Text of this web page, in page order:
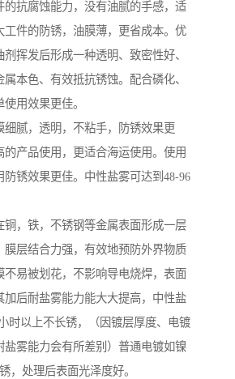
的抗腐蚀能力，没有油腻的手感，适
工件的防锈，油膜薄，更省成本。优
剂挥发后形成一种透明、致密性好、
本色、有效抵抗锈蚀。配合磷化、
用效果更佳。
细腻，透明，不粘手，防锈效果更
的产品使用，更适合海运使用。使用
防锈效果更佳。中性盐雾可达到48-96
铜，铁，不锈钢等金属表面形成一层
膜层结合力强，有效地预防外界物质
不易被划花，不影响导电烧焊，表面
加后耐盐雾能力能大大提高，中性盐
时以上不长锈，（因镀层厚度、电镀
盐雾能力会有所差别）普通电镀如镍
，处理后表面光泽度好。